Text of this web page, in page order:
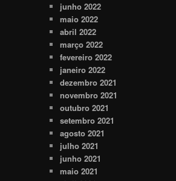
junho 2022
maio 2022
abril 2022
março 2022
fevereiro 2022
janeiro 2022
dezembro 2021
novembro 2021
outubro 2021
setembro 2021
agosto 2021
julho 2021
junho 2021
maio 2021